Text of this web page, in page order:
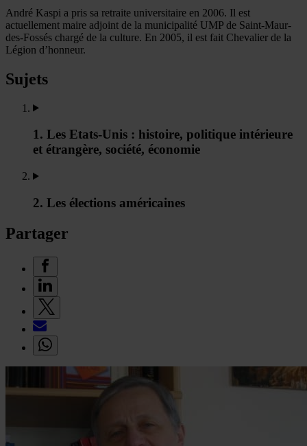
André Kaspi a pris sa retraite universitaire en 2006. Il est
actuellement maire adjoint de la municipalité UMP de Saint-Maur-
des-Fossés chargé de la culture. En 2005, il est fait Chevalier de la
Légion d’honneur.
Sujets
1. Les Etats-Unis : histoire, politique intérieure
et étrangère, société, économie
2. Les élections américaines
Partager